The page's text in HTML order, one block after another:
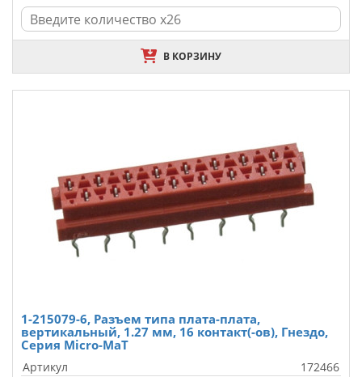
В КОРЗИНУ
1-215079-6, Разъем типа плата-плата,
вертикальный, 1.27 мм, 16 контакт(-ов), Гнездо,
Серия Micro-MaT
Артикул 172466